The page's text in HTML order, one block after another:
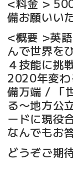
備お願いい
<概要 >英
んで世界を
４技能に挑
2020年変わ
備万端 / 「
る〜地方公
ードに現役
なんでもお
どうぞご期